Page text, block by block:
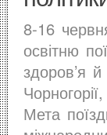
8-16
освітню
здоров’я й
Мета